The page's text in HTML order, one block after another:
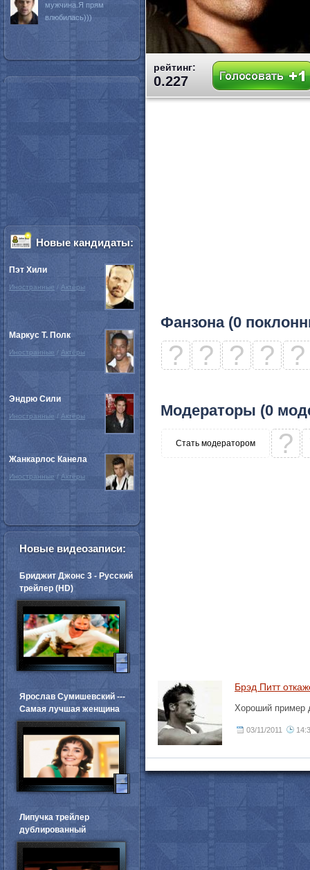
рейтинг:
0.227
Фанзона (0
? ? ? ? ?
Модераторы (0
Стать модератором ?
Брэд Питт
Хороший пример
03/11/2011
мужчина.Я прям
влюбилась)))
Новые кандидаты:
Пэт Хили
Иностранные / Актёры
Маркус Т. Полк
Иностранные / Актёры
Эндрю Сили
Иностранные / Актёры
Жанкарлос Канела
Иностранные / Актёры
Новые видеозаписи:
Бриджит Джонс 3 - Русский
трейлер (HD)
Ярослав Сумишевский ---
Самая лучшая женщина
Липучка трейлер
дублированный